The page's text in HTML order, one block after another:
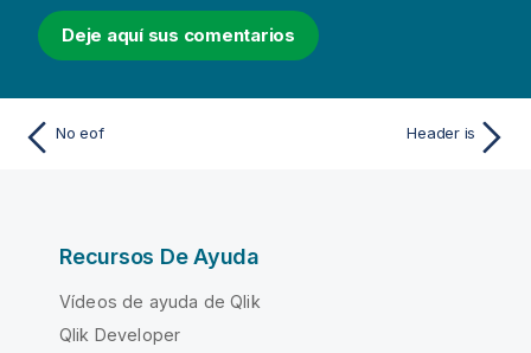
Deje aquí sus comentarios
No eof Header is
Recursos De Ayuda
Vídeos de ayuda de Qlik
Qlik Developer